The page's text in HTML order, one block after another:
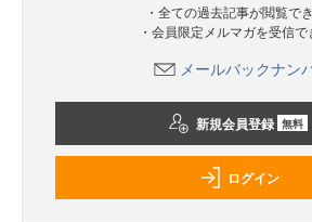
・全ての過去記事が閲覧で
・会員限定メルマガを受信
メールバックナン
新規会員登録 無料
ログイン